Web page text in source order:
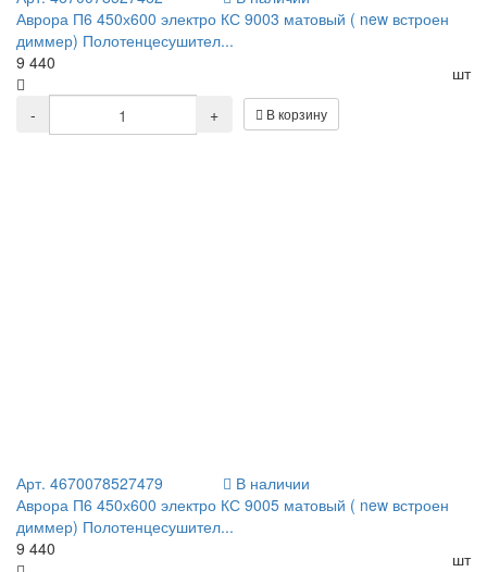
Аврора П6 450х600 электро КС 9003 матовый ( new встроен
диммер) Полотенцесушител...
9 440
шт
-
+ В корзину
Арт. 4670078527479
В наличии
Аврора П6 450х600 электро КС 9005 матовый ( new встроен
диммер) Полотенцесушител...
9 440
шт